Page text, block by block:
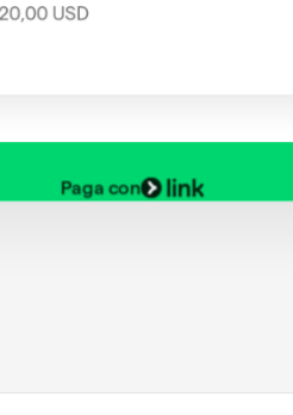
Conto bancario
Carta personale
Paga con